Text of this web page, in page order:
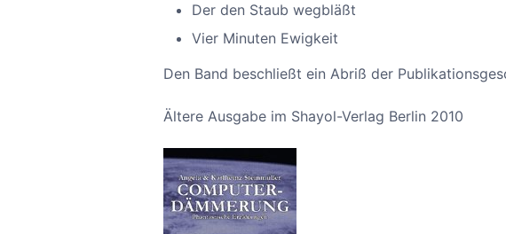
Der den Staub wegbläßt
Vier Minuten Ewigkeit
Den Band beschließt ein Abriß der
Ältere Ausgabe im Shayol-Verlag Berlin 2010